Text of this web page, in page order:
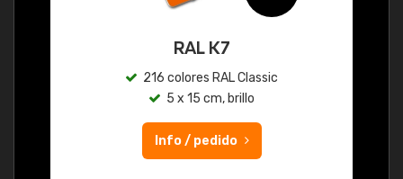
RAL K7
216 colores RAL Classic
5 x 15 cm, brillo
Info / pedido